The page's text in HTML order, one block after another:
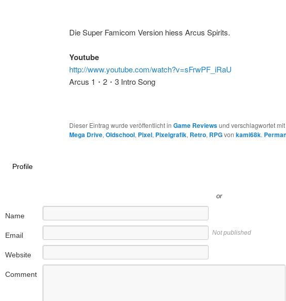
Die Super Famicom Version hiess Arcus Spirits.
Youtube
http://www.youtube.com/watch?v=sFrwPF_iRaU
Arcus 1・2・3 Intro Song
Dieser Eintrag wurde veröffentlicht in Game Reviewsund verschlagwortet mit
Mega Drive,Oldschool, Pixel, Pixelgrafik, Retro, RPGvon kami68k.
Profile
or
Name
Email Not published
Website
Comment